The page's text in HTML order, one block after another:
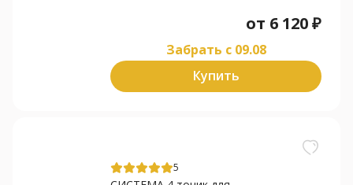
от 6 120₽
Забрать c 09.08
Купить
5